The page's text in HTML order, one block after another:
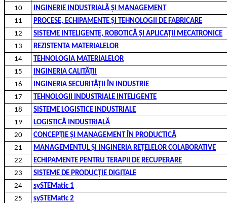
10
INGINERIE INDUSTRIALĂ ȘI MANAGEMENT
11
PROCESE, ECHIPAMENTE ȘI TEHNOLOGII DE FABRICARE
12
SISTEME INTELIGENTE, ROBOTICĂ ȘI APLICAȚII MECATRONICE
13
REZISTENTA MATERIALELOR
14
TEHNOLOGIA MATERIALELOR
15
INGINERIA CALITĂȚII
16
INGINERIA SECURITĂŢII ÎN INDUSTRIE
17
TEHNOLOGII INDUSTRIALE INTELIGENTE
18
SISTEME LOGISTICE INDUSTRIALE
19
LOGISTICĂ INDUSTRIALĂ
20
CONCEPȚIE ȘI MANAGEMENT ÎN PRODUCTICĂ
21
MANAGEMENTUL ȘI INGINERIA REȚELELOR COLABORATIVE
22
ECHIPAMENTE PENTRU TERAPII DE RECUPERARE
23
SISTEME DE PRODUCȚIE DIGITALE
24
sySTEMatic 1
25
sySTEMatic 2